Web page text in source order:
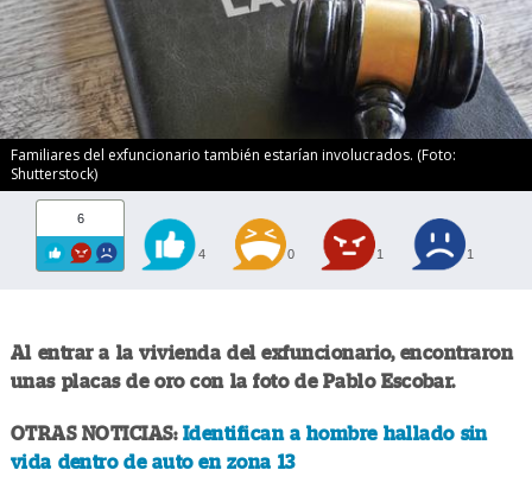
Familiares del exfuncionario también estarían involucrados. (Foto:
Shutterstock)
6
4 0 1 1
Al entrar a la vivienda del exfuncionario, encontraron
unas placas de oro con la foto de Pablo Escobar.
OTRAS NOTICIAS: Identifican a hombre hallado sin
vida dentro de auto en zona 13